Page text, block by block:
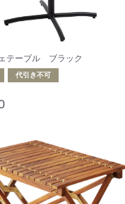
テーブル ブラック
代引き不可